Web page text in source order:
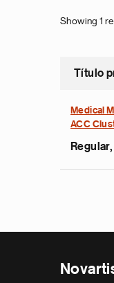
Showing 1
Título
Medical
ACC